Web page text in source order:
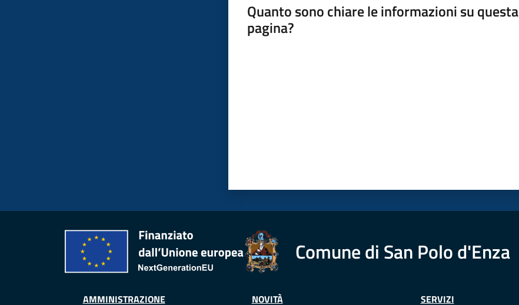
Quanto sono chiare le informazioni su questa
pagina?
Comune di San Polo d'Enza
AMMINISTRAZIONE NOVITÀ SERVIZI